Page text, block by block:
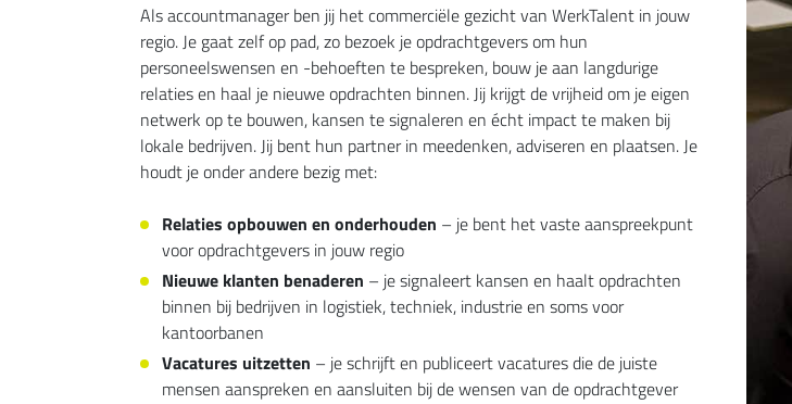
Als accountmanager ben jij het commerciële gezicht van WerkTalent in jouw
regio. Je gaat zelf op pad, zo bezoek je opdrachtgevers om hun
personeelswensen en -behoeften te bespreken, bouw je aan langdurige
relaties en haal je nieuwe opdrachten binnen. Jij krijgt de vrijheid om je eigen
netwerk op te bouwen, kansen te signaleren en écht impact te maken bij
lokale bedrijven. Jij bent hun partner in meedenken, adviseren en plaatsen. Je
houdt je onder andere bezig met:
Relaties opbouwen en onderhouden – je bent het vaste aanspreekpunt
voor opdrachtgevers in jouw regio
Nieuwe klanten benaderen – je signaleert kansen en haalt opdrachten
binnen bij bedrijven in logistiek, techniek, industrie en soms voor
kantoorbanen
Vacatures uitzetten – je schrijft en publiceert vacatures die de juiste
mensen aanspreken en aansluiten bij de wensen van de opdrachtgever